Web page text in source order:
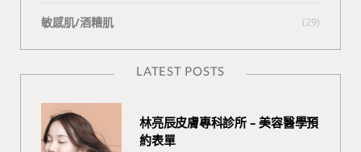
敏感肌/酒糟肌 (29)
LATEST POSTS
林亮辰皮膚專科診所 – 美容醫學預
約表單